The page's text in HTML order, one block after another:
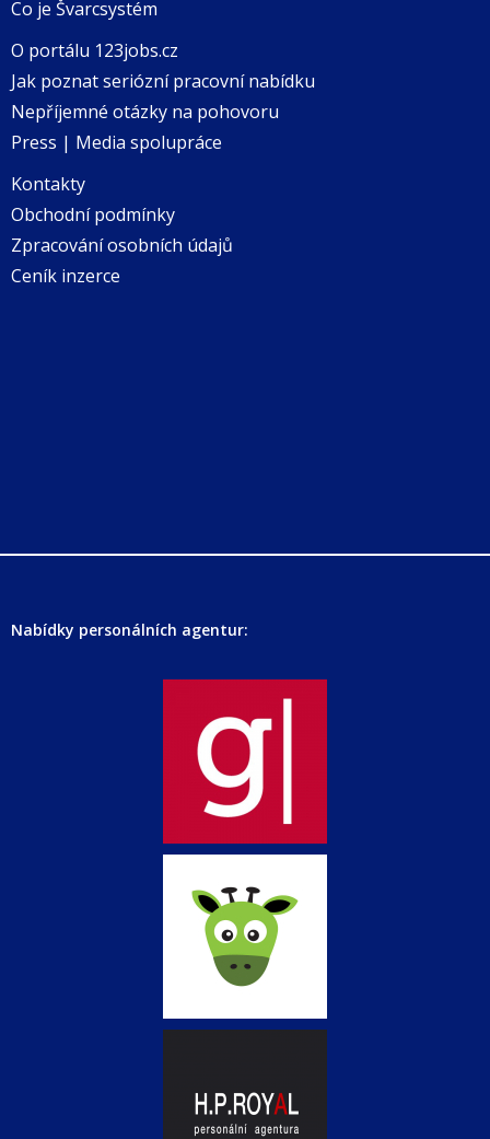
Co je Švarcsystém
O portálu 123jobs.cz
Jak poznat seriózní pracovní nabídku
Nepříjemné otázky na pohovoru
Press | Media spolupráce
Kontakty
Obchodní podmínky
Zpracování osobních údajů
Ceník inzerce
Nabídky personálních agentur: